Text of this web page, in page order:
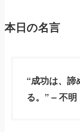
本日の名言
“成功は、
る。” – 不明